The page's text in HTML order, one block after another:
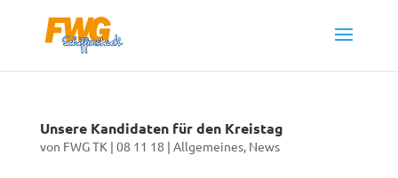
Unsere Kandidaten für den Kreistag
von FWG TK | 08 11 18 | Allgemeines, News